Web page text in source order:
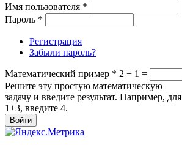
Имя пользователя *
Пароль *
Регистрация
Забыли пароль?
Математический пример * 2 + 1 =
Решите эту простую математическую
задачу и введите результат. Например, для
1+3, введите 4.